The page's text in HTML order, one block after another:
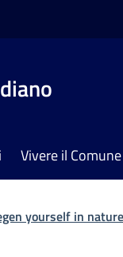
Vivere il Comune
yourself in nature